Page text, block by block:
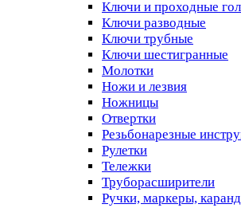
Ключи и проходные
Ключи разводные
Ключи трубные
Ключи шестигранные
Молотки
Ножи и лезвия
Ножницы
Отвертки
Резьбонарезные
Рулетки
Тележки
Труборасширители
Ручки, маркеры,